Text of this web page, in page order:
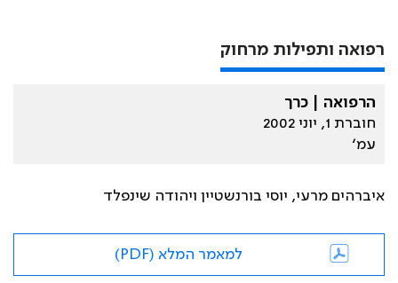
רפואה ותפילות מרחוק
הרפואה | כרך
חוברת 1, יוני 2002
עמ׳
איברהים מרעי, יוסי בורנשטיין ויהודה שינפלד
למאמר המלא (PDF)